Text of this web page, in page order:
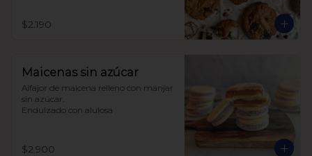
$2.190
Maicenas sin azúcar
Alfajor de maicena relleno con manjar
sin azúcar.
Endulzado con alulosa
$2.900